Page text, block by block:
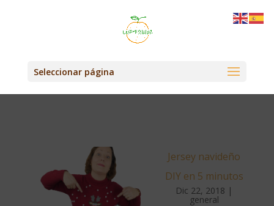
Seleccionar página
Jersey navideño
DIY en 5 minutos
Dic 22, 2018 |
general